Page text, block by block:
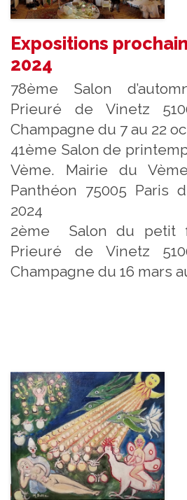
Expositions
2024
78ème Salon
Prieuré de Vinetz
Champagne du 7 au 22
41ème Salon de
Vème. Mairie du
Panthéon 75005 Paris
2024
2ème Salon du petit
Prieuré de Vinetz
Champagne du 16 mars